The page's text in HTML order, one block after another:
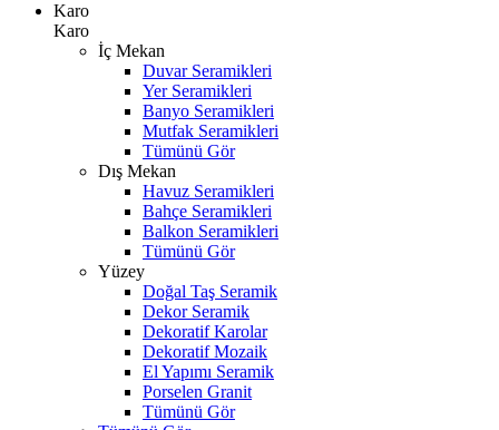
Karo
Karo
İç Mekan
Duvar Seramikleri
Yer Seramikleri
Banyo Seramikleri
Mutfak Seramikleri
Tümünü Gör
Dış Mekan
Havuz Seramikleri
Bahçe Seramikleri
Balkon Seramikleri
Tümünü Gör
Yüzey
Doğal Taş Seramik
Dekor Seramik
Dekoratif Karolar
Dekoratif Mozaik
El Yapımı Seramik
Porselen Granit
Tümünü Gör